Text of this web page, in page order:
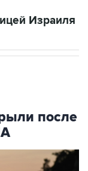
Израиля
после